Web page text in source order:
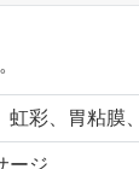
虹彩、胃粘膜
ージ